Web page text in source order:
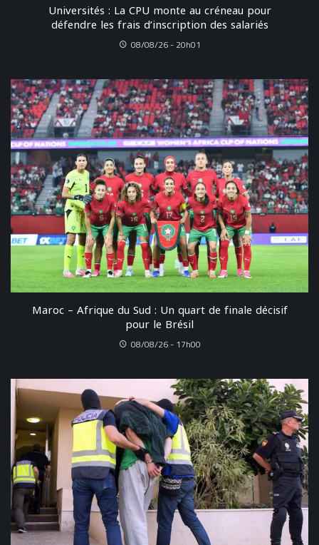
Universités : La CPU monte au créneau pour
défendre les frais d’inscription des salariés
08/08/26 - 20h01
Maroc – Afrique du Sud : Un quart de finale décisif
pour le Brésil
08/08/26 - 17h00